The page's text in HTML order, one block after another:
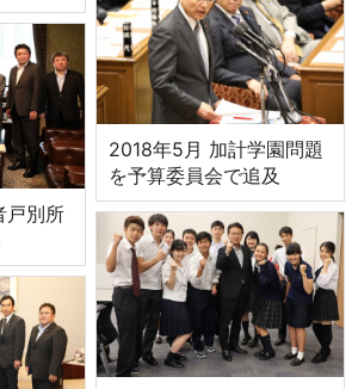
2018年5月 加計学園問題
を予算委員会で追及
戸別所